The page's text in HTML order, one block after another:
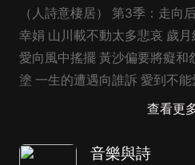
（人詩意棲居） 第3季：走向
幸娟 山川載不動太多悲哀 歲
愛向風中搖擺 黃沙偏要將癡和
塗 一生的遭遇向誰訴 愛到不
一夢 海水永不干 天也望不穿
查看更
音樂與詩